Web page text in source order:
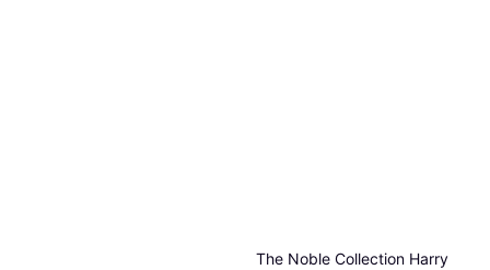
The Noble Collection Harry